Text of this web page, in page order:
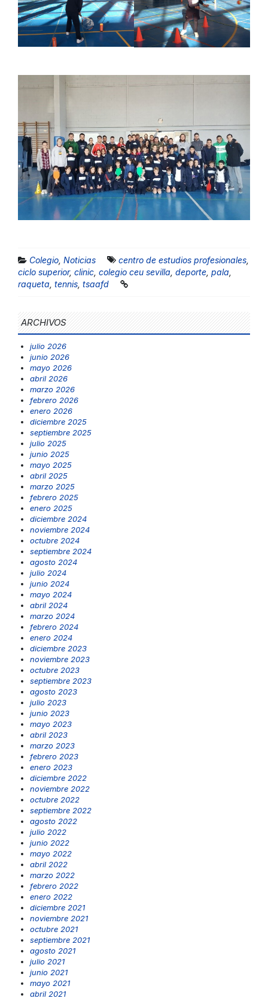
Colegio Noticias centro de estudios profesionales
ciclo superior, clinic colegio ceu sevilla deporte pala
raqueta tennis tsaafd
ARCHIVOS
julio 2026
junio 2026
mayo 2026
abril 2026
marzo 2026
febrero 2026
enero 2026
diciembre 2025
septiembre 2025
julio 2025
junio 2025
mayo 2025
abril 2025
marzo 2025
febrero 2025
enero 2025
diciembre 2024
noviembre 2024
octubre 2024
septiembre 2024
agosto 2024
julio 2024
junio 2024
mayo 2024
abril 2024
marzo 2024
febrero 2024
enero 2024
diciembre 2023
noviembre 2023
octubre 2023
septiembre 2023
agosto 2023
julio 2023
junio 2023
mayo 2023
abril 2023
marzo 2023
febrero 2023
enero 2023
diciembre 2022
noviembre 2022
octubre 2022
septiembre 2022
agosto 2022
julio 2022
junio 2022
mayo 2022
abril 2022
marzo 2022
febrero 2022
enero 2022
diciembre 2021
noviembre 2021
octubre 2021
septiembre 2021
agosto 2021
julio 2021
junio 2021
mayo 2021
abril 2021